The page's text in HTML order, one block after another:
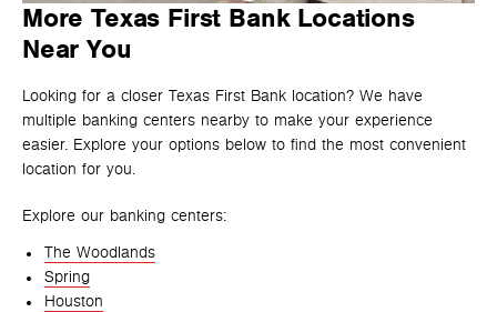
More Texas First Bank Locations
Near You
Looking for a closer Texas First Bank location? We have
multiple banking centers nearby to make your experience
easier. Explore your options below to find the most convenient
location for you.
Explore our banking centers:
The Woodlands
Spring
Houston